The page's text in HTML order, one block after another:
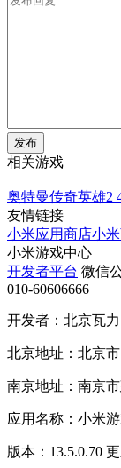
发布
相关游戏
奥特曼传奇英雄2
友情链接
小米应用商店小
小米游戏中心
开发者平台 微信
010-60606666
开发者：北京瓦
北京地址：北京
南京地址：南京
应用名称：小米
版本：13.5.0.70